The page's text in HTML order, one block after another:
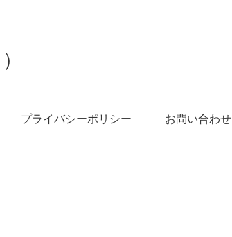
プライバシーポリシー お問い合わせ